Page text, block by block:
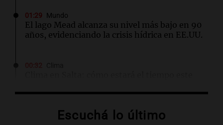
01:29 Mundo
El lago Mead alcanza su nivel más bajo en 90
años, evidenciando la crisis hídrica en EE.UU.
ClimaEscuchá lo último